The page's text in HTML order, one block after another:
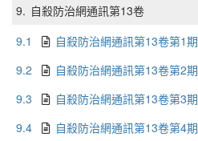
9. 自殺防治網通訊第13卷
9.1
自殺防治網通訊第13卷第1期
9.2
自殺防治網通訊第13卷第2期
9.3
自殺防治網通訊第13卷第3期
9.4
自殺防治網通訊第13卷第4期